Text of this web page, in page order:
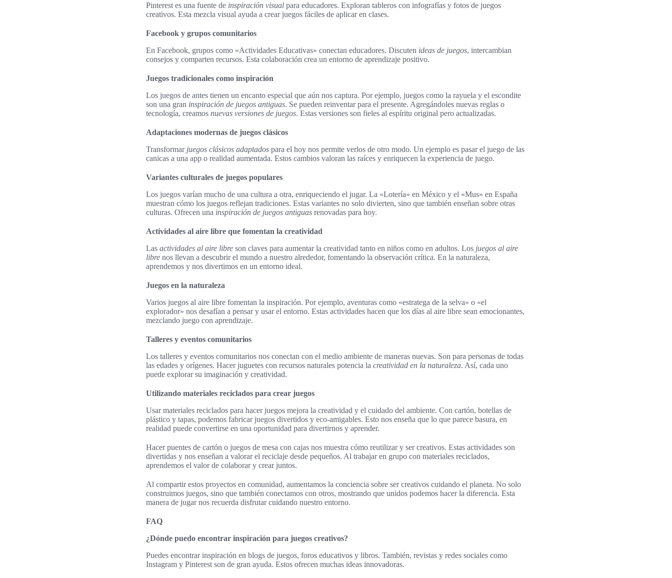
Pinterest es una fuente de inspiración visual para educadores. Exploran tableros con infografías y fotos de juegos
creativos. Esta mezcla visual ayuda a crear juegos fáciles de aplicar en clases.
Facebook y grupos comunitarios
En Facebook, grupos como «Actividades Educativas» conectan educadores. Discuten ideas de juegos, intercambian
consejos y comparten recursos. Esta colaboración crea un entorno de aprendizaje positivo.
Juegos tradicionales como inspiración
Los juegos de antes tienen un encanto especial que aún nos captura. Por ejemplo, juegos como la rayuela y el escondite
son una gran inspiración de juegos antiguas. Se pueden reinventar para el presente. Agregándoles nuevas reglas o
tecnología, creamos nuevas versiones de juegos. Estas versiones son fieles al espíritu original pero actualizadas.
Adaptaciones modernas de juegos clásicos
Transformar juegos clásicos adaptados para el hoy nos permite verlos de otro modo. Un ejemplo es pasar el juego de las
canicas a una app o realidad aumentada. Estos cambios valoran las raíces y enriquecen la experiencia de juego.
Variantes culturales de juegos populares
Los juegos varían mucho de una cultura a otra, enriqueciendo el jugar. La «Lotería» en México y el «Mus» en España
muestran cómo los juegos reflejan tradiciones. Estas variantes no solo divierten, sino que también enseñan sobre otras
culturas. Ofrecen una inspiración de juegos antiguas renovadas para hoy.
Actividades al aire libre que fomentan la creatividad
Las actividades al aire libre son claves para aumentar la creatividad tanto en niños como en adultos. Los juegos al aire
libre nos llevan a descubrir el mundo a nuestro alrededor, fomentando la observación crítica. En la naturaleza,
aprendemos y nos divertimos en un entorno ideal.
Juegos en la naturaleza
Varios juegos al aire libre fomentan la inspiración. Por ejemplo, aventuras como «estratega de la selva» o «el
explorador» nos desafían a pensar y usar el entorno. Estas actividades hacen que los días al aire libre sean emocionantes,
mezclando juego con aprendizaje.
Talleres y eventos comunitarios
Los talleres y eventos comunitarios nos conectan con el medio ambiente de maneras nuevas. Son para personas de todas
las edades y orígenes. Hacer juguetes con recursos naturales potencia la creatividad en la naturaleza. Así, cada uno
puede explorar su imaginación y creatividad.
Utilizando materiales reciclados para crear juegos
Usar materiales reciclados para hacer juegos mejora la creatividad y el cuidado del ambiente. Con cartón, botellas de
plástico y tapas, podemos fabricar juegos divertidos y eco-amigables. Esto nos enseña que lo que parece basura, en
realidad puede convertirse en una oportunidad para divertirnos y aprender.
Hacer puentes de cartón o juegos de mesa con cajas nos muestra cómo reutilizar y ser creativos. Estas actividades son
divertidas y nos enseñan a valorar el reciclaje desde pequeños. Al trabajar en grupo con materiales reciclados,
aprendemos el valor de colaborar y crear juntos.
Al compartir estos proyectos en comunidad, aumentamos la conciencia sobre ser creativos cuidando el planeta. No solo
construimos juegos, sino que también conectamos con otros, mostrando que unidos podemos hacer la diferencia. Esta
manera de jugar nos recuerda disfrutar cuidando nuestro entorno.
FAQ
¿Dónde puedo encontrar inspiración para juegos creativos?
Puedes encontrar inspiración en blogs de juegos, foros educativos y libros. También, revistas y redes sociales como
Instagram y Pinterest son de gran ayuda. Estos ofrecen muchas ideas innovadoras.